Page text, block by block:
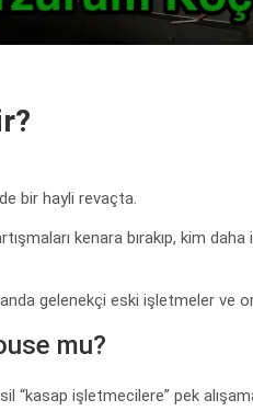
bir hayli revaçta.
kenara bırakıp, kim daha
gelenekçi eski işletmeler ve
mu?
“kasap işletmecilere” pek